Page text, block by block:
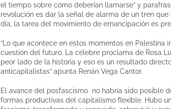
el tiempo sobre cómo deberían llamarse” y
revolución es dar la señal de alarma de un tren
día, la tarea del movimiento de emancipación es
“Lo que acontece en estos momentos en
cuestión del futuro. La célebre proclama de Rosa
peor lado de la historia y eso es un resultado
anticapitalistas” apunta Renán Vega Cantor.
El avance del posfascismo no habría sido posible
formas productivas del capitalismo flexible. Hubo